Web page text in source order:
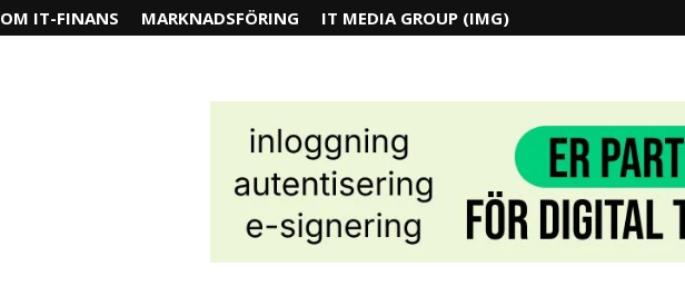
OM IT-FINANS MARKNADSFÖRING IT MEDIA GROUP (IMG)